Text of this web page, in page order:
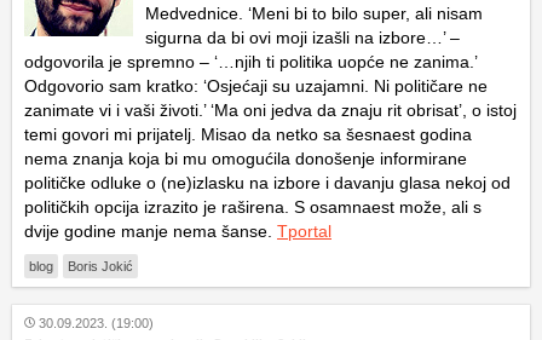
Medvednice. ‘Meni bi to bilo super, ali nisam
sigurna da bi ovi moji izašli na izbore…’ –
odgovorila je spremno – ‘…njih ti politika uopće ne zanima.’
Odgovorio sam kratko: ‘Osjećaji su uzajamni. Ni političare ne
zanimate vi i vaši životi.’ ‘Ma oni jedva da znaju rit obrisat’, o istoj
temi govori mi prijatelj. Misao da netko sa šesnaest godina
nema znanja koja bi mu omogućila donošenje informirane
političke odluke o (ne)izlasku na izbore i davanju glasa nekoj od
političkih opcija izrazito je raširena. S osamnaest može, ali s
dvije godine manje nema šanse. Tportal
blog Boris Jokić
30.09.2023. (19:00)